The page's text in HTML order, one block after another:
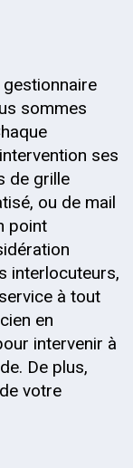
sommes
ses
de grille
ou de mail
point
interlocuteurs,
à tout
en
intervenir à
De plus,
votre